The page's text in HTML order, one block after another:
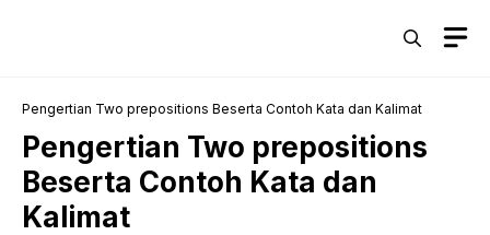
Pengertian Two prepositions Beserta Contoh Kata dan Kalimat
Pengertian Two prepositions
Beserta Contoh Kata dan
Kalimat